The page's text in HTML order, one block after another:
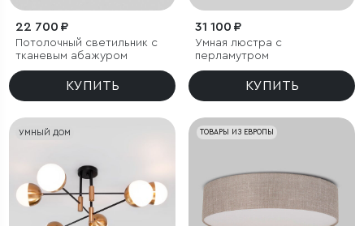
22 700 ₽
Потолочный светильник с
тканевым абажуром
КУПИТЬ
31 100 ₽
Умная люстра с
перламутром
КУПИТЬ
УМНЫЙ ДОМ ТОВАРЫ ИЗ ЕВРОПЫ